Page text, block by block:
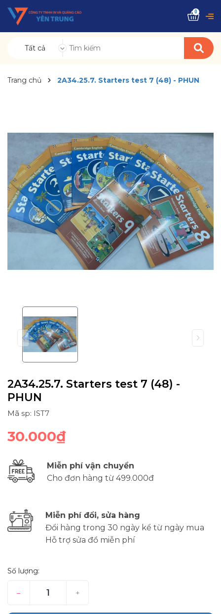
Tất cả
0
Trang chủ 2A34.25.7. Starters test 7 (48) - PHUN
2A34.25.7. Starters test 7 (48) -
PHUN
Mã sp: IST7
30.000₫
Miễn phí vận chuyển
Cho đơn hàng từ 499.000đ
Miễn phí đổi, sửa hàng
Đổi hàng trong 30 ngày kể từ ngày mua
Hỗ trợ sửa đồ miễn phí
Số lượng:
– +